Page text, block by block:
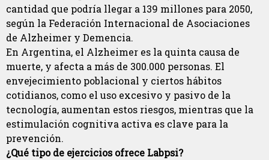
cantidad que podría llegar a 139 millones para 2050,
según la Federación Internacional de Asociaciones
de Alzheimer y Demencia.
En Argentina, el Alzheimer es la quinta causa de
muerte, y afecta a más de 300.000 personas. El
envejecimiento poblacional y ciertos hábitos
cotidianos, como el uso excesivo y pasivo de la
tecnología, aumentan estos riesgos, mientras que la
estimulación cognitiva activa es clave para la
prevención.
¿Qué tipo de ejercicios ofrece Labpsi?